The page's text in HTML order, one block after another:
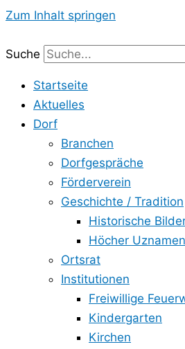
Zum Inhalt springen
Suche
Startseite
Aktuelles
Dorf
Branchen
Dorfgespräche
Förderverein
Geschichte / Tradition
Historische
Höcher Uznamen
Ortsrat
Institutionen
Freiwillige
Kindergarten
Kirchen